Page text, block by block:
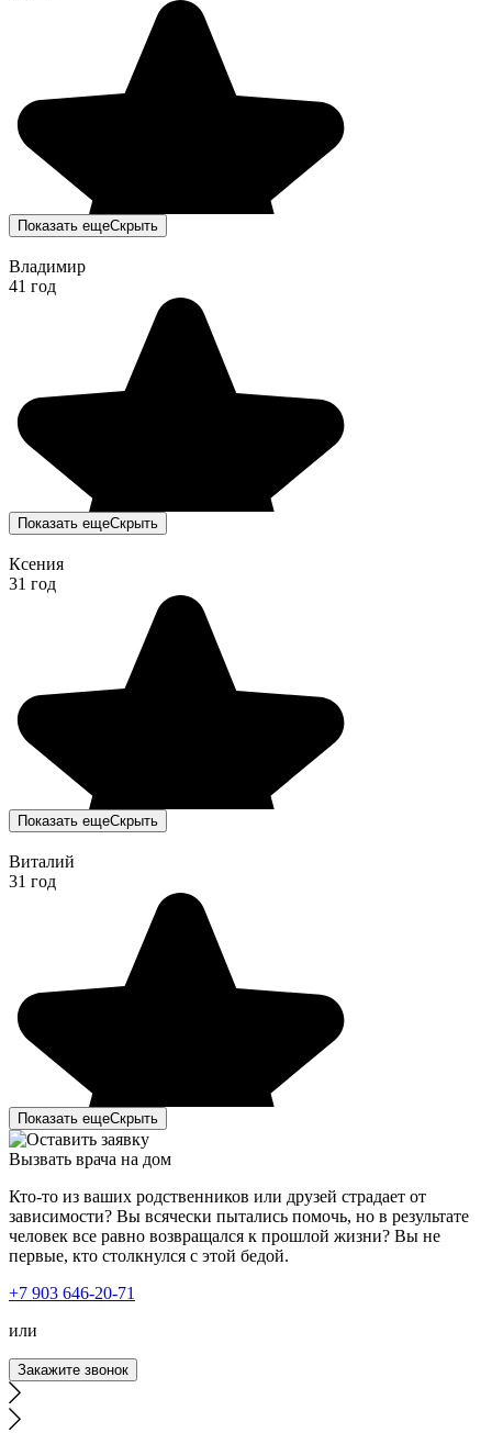
Моя мать с отчимом – запойные люди. Пару дней я не
могла до них дозвониться и, конечно же, поехала к ним.
Зайдя в квартиру, ужаснулась. На их мрачный вид было
искать в интернете вывод из запоя. Наткнулась на ваш
сайт, чем-то он меня привлек. Позвонила, описала
ситуацию. Ответила на заданные вопросы. Врач
приехал быстро с небольшим ожиданием. Сначала
Показать ещеСкрыть
Владимир
41 год
Показать ещеСкрыть
Ксения
31 год
Показать ещеСкрыть
Виталий
31 год
Показать ещеСкрыть
Вызвать врача на дом
Кто-то из ваших родственников или друзей страдает от
зависимости? Вы всячески пытались помочь, но в результате
человек все равно возвращался к прошлой жизни? Вы не
первые, кто столкнулся с этой бедой.
+7 903 646-20-71
или
Закажите звонок